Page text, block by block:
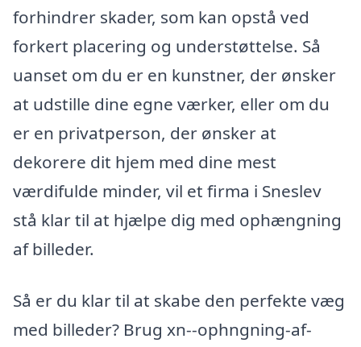
forhindrer skader, som kan opstå ved
forkert placering og understøttelse. Så
uanset om du er en kunstner, der ønsker
at udstille dine egne værker, eller om du
er en privatperson, der ønsker at
dekorere dit hjem med dine mest
værdifulde minder, vil et firma i Sneslev
stå klar til at hjælpe dig med ophængning
af billeder.
Så er du klar til at skabe den perfekte væg
med billeder? Brug xn--ophngning-af-